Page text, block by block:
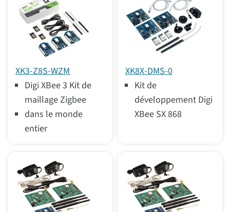
XK3-Z8S-WZM
Digi XBee 3 Kit de
maillage Zigbee
dans le monde
entier
XK8X-DMS-0
Kit de
développement Digi
XBee SX 868